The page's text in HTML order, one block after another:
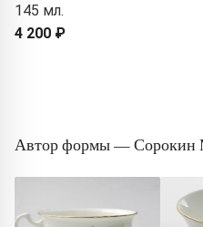
145 мл.
4 200 ₽
Автор формы — Сорокин